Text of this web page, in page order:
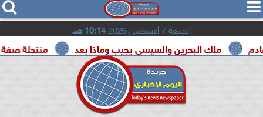
  
الجمعة 7 أغسطس 2026 10:14 صـ
منتحلة صفة صحفية ملك البحرين والسيسي يجيب وماذا بعد